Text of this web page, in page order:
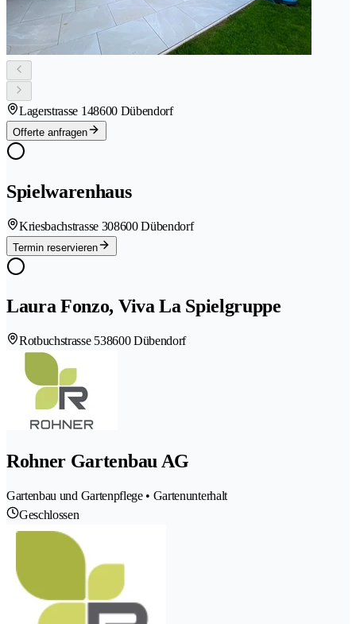
Lagerstrasse 148600 Dübendorf
Offerte anfragen
Spielwarenhaus
Kriesbachstrasse 308600 Dübendorf
Termin reservieren
Laura Fonzo, Viva La Spielgruppe
Rotbuchstrasse 538600 Dübendorf
Rohner Gartenbau AG
Gartenbau und Gartenpflege • Gartenunterhalt
Geschlossen